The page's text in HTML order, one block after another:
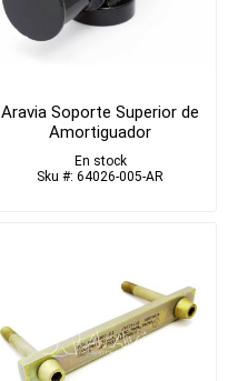
Aravia Soporte Superior de
Amortiguador
En stock
Sku #: 64026-005-AR